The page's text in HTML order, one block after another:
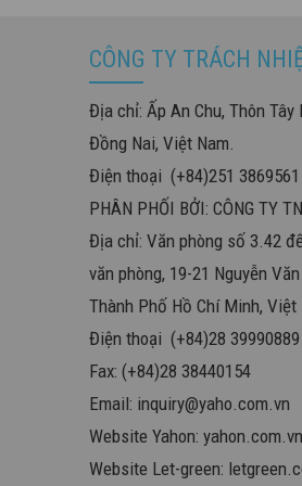
CÔNG TY TRÁCH
Địa chỉ: Ấp An Chu, Thôn Tây
Đồng Nai, Việt Nam.
Điện thoại (+84)251 3869561
PHÂN PHỐI BỞI: CÔNG TY
Địa chỉ: Văn phòng số 3.42
văn phòng, 19-21 Nguyễn
Thành Phố Hồ Chí Minh, Việt
Điện thoại (+84)28
Fax: (+84)28 38440154
Email: inquiry@yaho.com.vn
Website Yahon: yahon.com.vn
Website Let-green: